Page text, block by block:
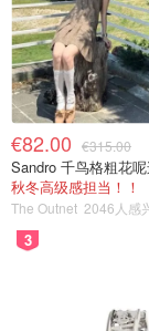
€82.00 €315.00
Sandro 千鸟格粗花
秋冬高级感担当！！
The Outnet 2046人感
3